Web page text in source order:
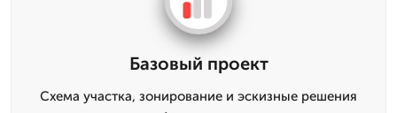
Базовый проект
Схема участка, зонирование и эскизные решения